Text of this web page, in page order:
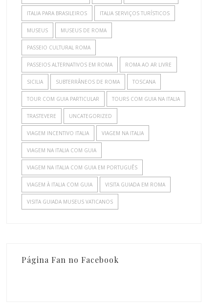
ITALIA PARA BRASILEIROS ITALIA SERVIÇOS TURÍSTICOS
MUSEUS MUSEUS DE ROMA
PASSEIO CULTURAL ROMA
PASSEIOS ALTERNATIVOS EM ROMA ROMA AO AR LIVRE
SICILIA SUBTERRÂNEOS DE ROMA TOSCANA
TOUR COM GUIA PARTICULAR TOURS COM GUIA NA ITALIA
TRASTEVERE UNCATEGORIZED
VIAGEM INCENTIVO ITALIA VIAGEM NA ITALIA
VIAGEM NA ITALIA COM GUIA
VIAGEM NA ITALIA COM GUIA EM PORTUGUÊS
VIAGEM À ITALIA COM GUIA VISITA GUIADA EM ROMA
VISITA GUIADA MUSEUS VATICANOS
Página Fan no Facebook